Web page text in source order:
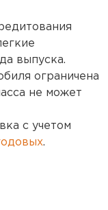
выпуска.
ограничена
не может
с учетом
.